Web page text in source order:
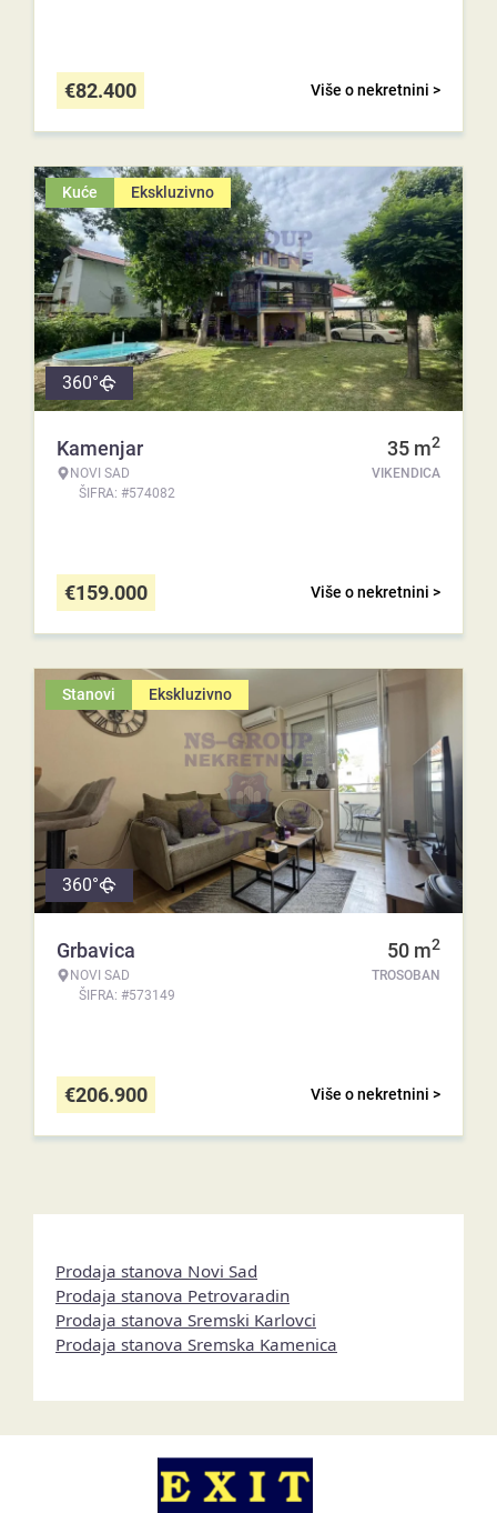
Više o nekretnini >
€82.400
Kuće Ekskluzivno
360°
Kamenjar
NOVI SAD
ŠIFRA: #574082
35 m2
VIKENDICA
Više o nekretnini >
€159.000
Stanovi Ekskluzivno
360°
Grbavica
NOVI SAD
ŠIFRA: #573149
50 m2
TROSOBAN
Više o nekretnini >
€206.900
Prodaja stanova Novi Sad
Prodaja stanova Petrovaradin
Prodaja stanova Sremski Karlovci
Prodaja stanova Sremska Kamenica